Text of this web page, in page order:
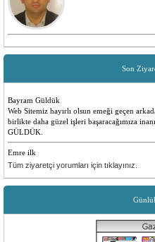
Son
Bayram Güldük
Web Sitemiz hayırlı olsun emeği geçen
birlikte daha güzel işleri başaracağımıza
GÜLDÜK.
Emre ilk
teşekkürler
Öncelikle sitemiz tüm köyümüz için hayırlı
herkese teşekkür ederiz.
Tüm ziyaretçi yorumları için tıklayınız.